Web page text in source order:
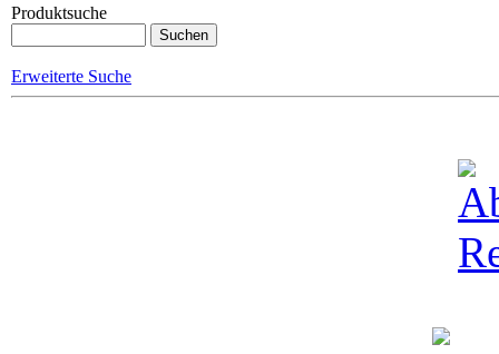
Produktsuche
Erweiterte Suche